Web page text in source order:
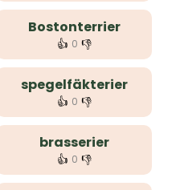
Bostonterrier
👍 0 👎
spegelfäkterier
👍 0 👎
brasserier
👍 0 👎